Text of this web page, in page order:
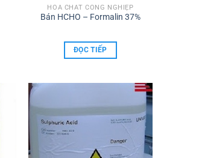
HÓA CHẤT CÔNG NGHIỆP
Bán HCHO – Formalin 37%
ĐỌC TIẾP